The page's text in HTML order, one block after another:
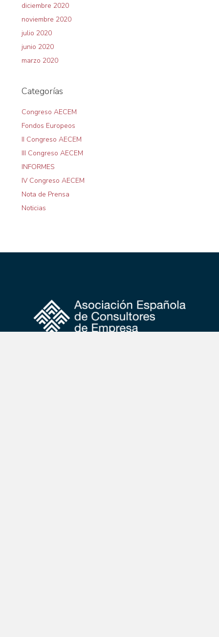
diciembre 2020
noviembre 2020
julio 2020
junio 2020
marzo 2020
Categorías
Congreso AECEM
Fondos Europeos
II Congreso AECEM
III Congreso AECEM
INFORMES
IV Congreso AECEM
Nota de Prensa
Noticias